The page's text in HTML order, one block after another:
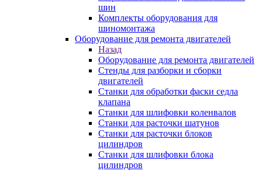
шин
Комплекты оборудования для
шиномонтажа
Оборудование для ремонта двигателей
Назад
Оборудование для ремонта двигателей
Стенды для разборки и сборки
двигателей
Станки для обработки фаски седла
клапана
Станки для шлифовки коленвалов
Станки для расточки шатунов
Станки для расточки блоков
цилиндров
Станки для шлифовки блока
цилиндров